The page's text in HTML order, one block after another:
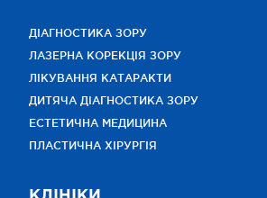
ДІАГНОСТИКА ЗОРУ
ЛАЗЕРНА КОРЕКЦІЯ ЗОРУ
ЛІКУВАННЯ КАТАРАКТИ
ДИТЯЧА ДІАГНОСТИКА ЗОРУ
ЕСТЕТИЧНА МЕДИЦИНА
ПЛАСТИЧНА ХІРУРГІЯ